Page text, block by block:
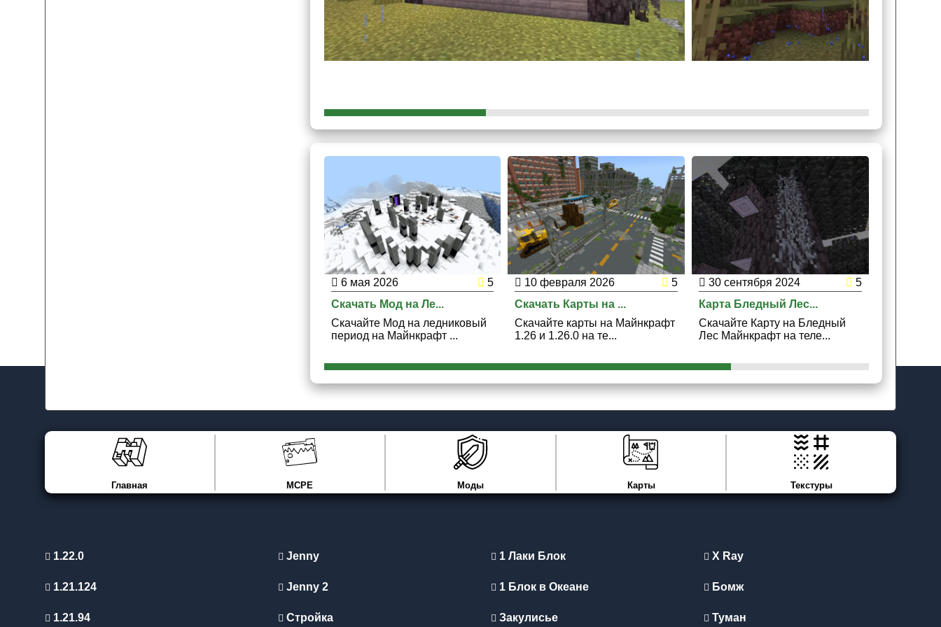
который будетпостепенно разрастатьсяна соседние блоки.
Таким образом можно сэкономить ресурсы.
6 мая 2026
5
Скачать Мод на Ле...
Скачайте Мод на ледниковый
период на Майнкрафт ...
10 февраля 2026
5
Скачать Карты на ...
Скачайте карты на Майнкрафт
1.26 и 1.26.0 на те...
30 сентября 2024
5
Карта Бледный Лес...
Скачайте Карту на Бледный
Лес Майнкрафт на теле...
Главная MCPE Моды Карты Текстуры
1.22.0
1.21.124
1.21.94
Jenny
Jenny 2
Стройка
1 Лаки Блок
1 Блок в Океане
Закулисье
X Ray
Бомж
Туман